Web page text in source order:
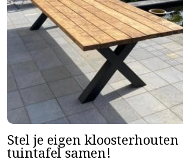
Stel je eigen kloosterhouten
tuintafel samen!